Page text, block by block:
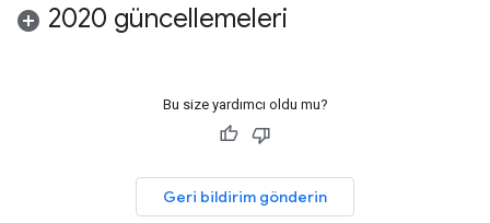
2020 güncellemeleri
Bu size yardımcı oldu mu?
Geri bildirim gönderin